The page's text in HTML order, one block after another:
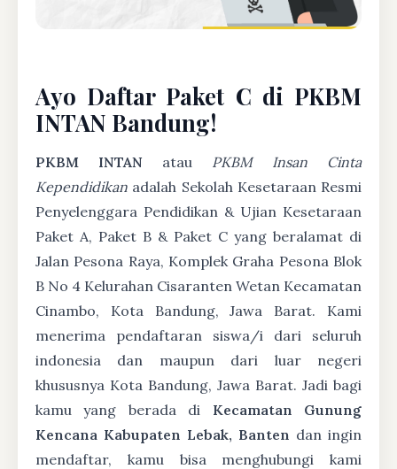
Ayo Daftar Paket C di PKBM
INTAN Bandung!
PKBM INTAN atau PKBM Insan Cinta
Kependidikan adalah Sekolah Kesetaraan Resmi
Penyelenggara Pendidikan & Ujian Kesetaraan
Paket A, Paket B & Paket C yang beralamat di
Jalan Pesona Raya, Komplek Graha Pesona Blok
B No 4 Kelurahan Cisaranten Wetan Kecamatan
Cinambo, Kota Bandung, Jawa Barat. Kami
menerima pendaftaran siswa/i dari seluruh
indonesia dan maupun dari luar negeri
khususnya Kota Bandung, Jawa Barat. Jadi bagi
kamu yang berada di Kecamatan Gunung
Kencana Kabupaten Lebak, Banten dan ingin
mendaftar, kamu bisa menghubungi kami